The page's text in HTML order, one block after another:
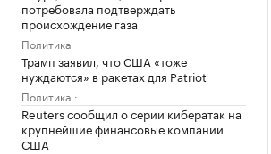
потребовала подтверждать
происхождение газа
Политика
Трамп заявил, что США «тоже
нуждаются» в ракетах для Patriot
Политика
Reuters сообщил о серии кибератак на
крупнейшие финансовые компании
США